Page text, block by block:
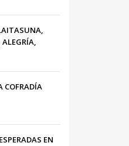
ALEGRÍA,
COFRADÍA
EN